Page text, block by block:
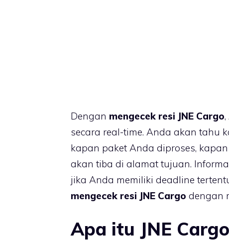
Dengan mengecek resi JNE Cargo
secara real-time. Anda akan tahu
kapan paket Anda diproses,
akan tiba di alamat tujuan.
jika Anda memiliki deadline
mengecek resi JNE Cargo dengan
Apa itu JNE